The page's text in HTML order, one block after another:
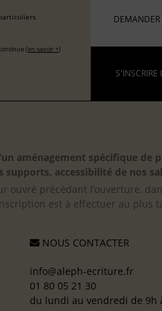
(en savoir +)
DEMANDER
S'INSCRIRE
aménagement spécifique de
accessibilité de nos
ouvré précédant l’ouverture,
est à effectuer au plus
NOUS CONTACTER
info@aleph-ecriture.fr
01 80 05 21 30
du lundi au vendredi de 9h